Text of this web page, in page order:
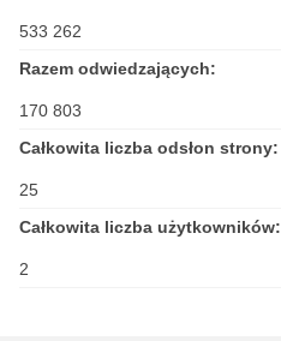
533 262
Razem odwiedzających:
170 803
Całkowita liczba odsłon strony:
25
Całkowita liczba użytkowników:
2